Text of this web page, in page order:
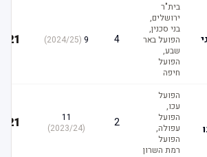
בית"ר
ירושלים,
בני סכנין,
הפועל באר
שבע,
הפועל
חיפה
2024/25
)
21
הפועל
עכו,
הפועל
עפולה,
הפועל
רמת השרון
2023/24
)
21